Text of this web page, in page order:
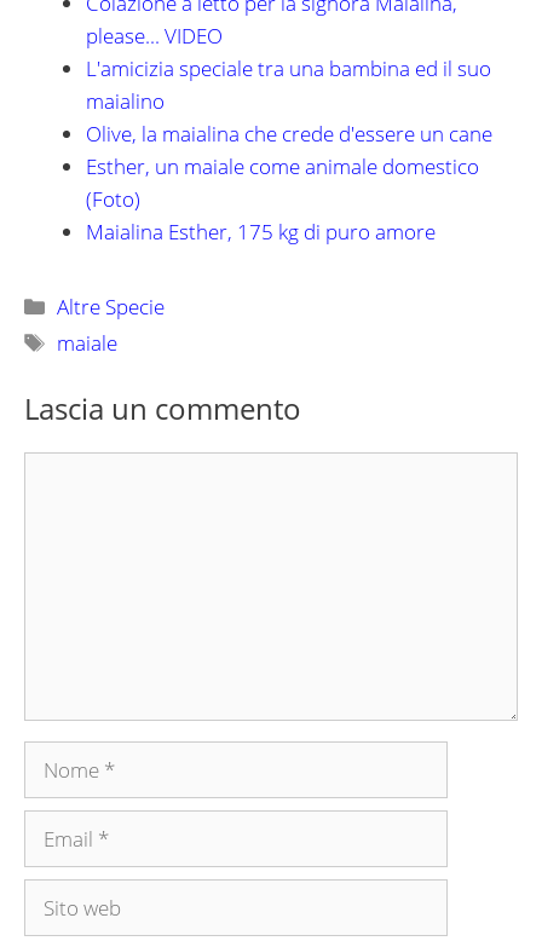
please... VIDEO
L'amicizia speciale tra una bambina ed il suo
maialino
Olive, la maialina che crede d'essere un cane
Esther, un maiale come animale domestico
(Foto)
Maialina Esther, 175 kg di puro amore
Categorie
Altre Specie
Tag
maiale
Lascia un commento
Nome
Email
Sito